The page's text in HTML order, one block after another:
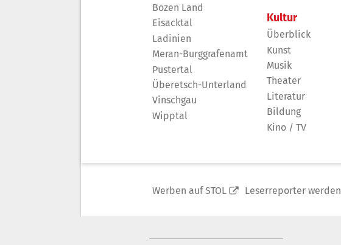
Bozen Land
Eisacktal
Ladinien
Meran-Burggrafenamt
Pustertal
Überetsch-Unterland
Vinschgau
Wipptal
Kultur
Überblick
Kunst
Musik
Theater
Literatur
Bildung
Kino / TV
Werben auf STOL Leserreporter werden